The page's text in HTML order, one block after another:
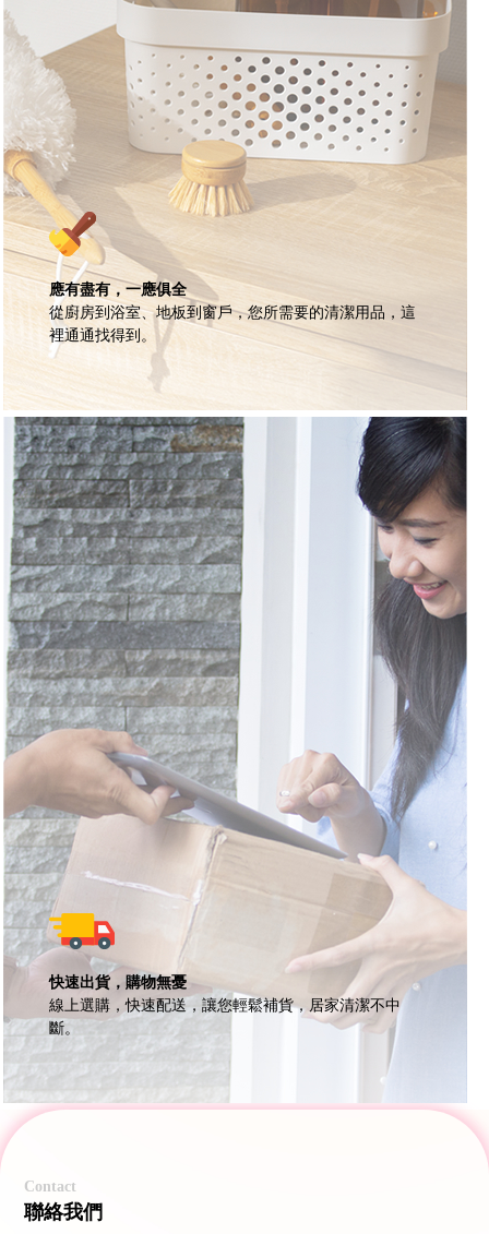
應有盡有，一應俱全
從廚房到浴室、地板到窗戶，您所需要的清潔用品，這
裡通通找得到。
快速出貨，購物無憂
線上選購，快速配送，讓您輕鬆補貨，居家清潔不中
斷。
Contact
聯絡我們